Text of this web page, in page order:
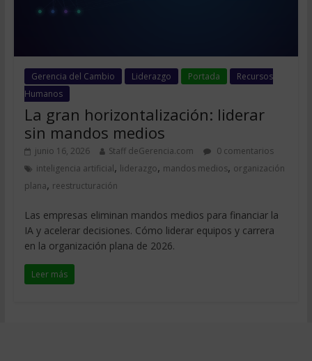
Gerencia del Cambio Liderazgo Portada
Recursos
Humanos
La gran horizontalización: liderar
sin mandos medios
junio 16, 2026 Staff deGerencia.com
0 comentarios
inteligencia artificial, liderazgo, mandos medios, organización
plana, reestructuración
Las empresas eliminan mandos medios para financiar la
IA y acelerar decisiones. Cómo liderar equipos y carrera
en la organización plana de 2026.
Leer más